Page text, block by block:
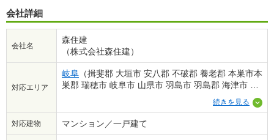
会社詳細
会社名
森住建
（株式会社森住建）
対応エリア
岐阜 （揖斐郡 大垣市 安八郡 不破郡 養老郡 本巣市本
巣郡 瑞穂市 岐阜市 山県市 羽島市 羽島郡 海津市 各
続きを見る
対応建物 マンション／一戸建て